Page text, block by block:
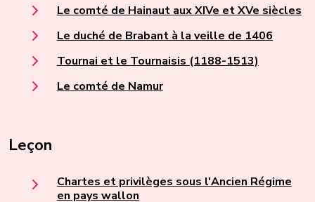
Le comté de Hainaut aux XIVe et XVe siècles
Le duché de Brabant à la veille de 1406
Tournai et le Tournaisis (1188-1513)
Le comté de Namur
Leçon
Chartes et privilèges sous l'Ancien Régime
en pays wallon